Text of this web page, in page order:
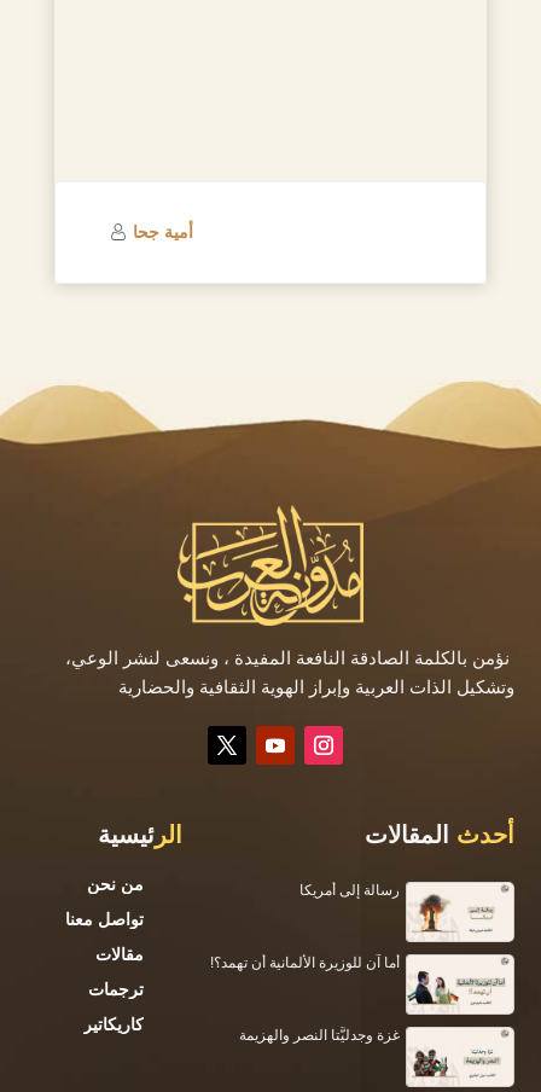
أمية جحا
أحدث المقالات
رسالة إلى أمريكا
أما آن للوزيرة الألمانية أن تهمد؟!
غزة وجدليَّتا النصر والهزيمة
الر ئيسية
من نحن
تواصل معنا
مقالات
ترجمات
كاريكاتير
نؤمن بالكلمة الصادقة النافعة المفيدة ، ونسعى لنشر الوعي،
وتشكيل الذات العربية وإبراز الهوية الثقافية والحضارية